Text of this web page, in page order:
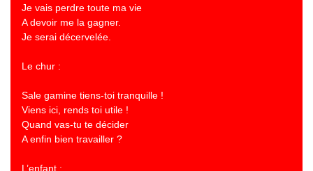
Je vais perdre toute ma vie
A devoir me la gagner.
Je serai décervelée.
Le chur :
Sale gamine tiens-toi tranquille !
Viens ici, rends toi utile !
Quand vas-tu te décider
A enfin bien travailler ?
L’enfant :